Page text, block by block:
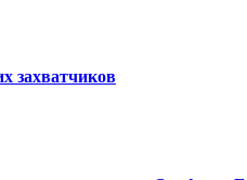
захватчиков